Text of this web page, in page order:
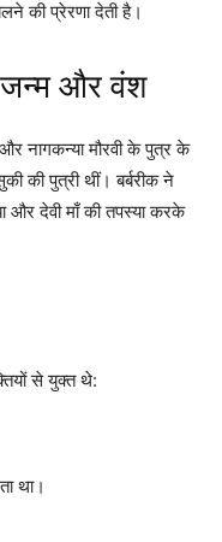
की प्रेरणा देती है।
जन्म और वंश
नागकन्या मौरवी के पुत्र के
की पुत्री थीं। बर्बरीक ने
और देवी माँ की तपस्या करके
से युक्त थे:
था।